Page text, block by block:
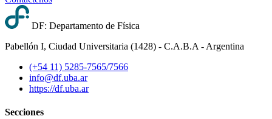
DF: Departamento de Física
Pabellón I, Ciudad Universitaria (1428) - C.A.B.A - Argentina
(+54 11) 5285-7565/7566
info@df.uba.ar
https://df.uba.ar
Secciones